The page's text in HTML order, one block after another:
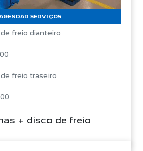
+ disco de freio
SERVIÇOS
freio dianteiro
freio traseiro